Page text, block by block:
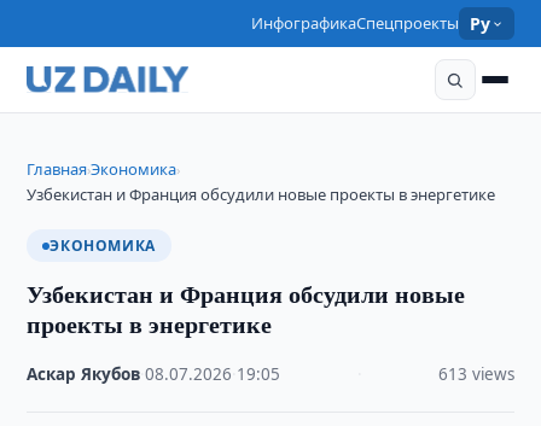
ИнфографикаСпецпроекты Ру
Главная›Экономика›
Узбекистан и Франция обсудили новые проекты в энергетике
ЭКОНОМИКА
Узбекистан и Франция обсудили новые
проекты в энергетике
Аскар Якубов ·08.07.2026 19:05 613 views